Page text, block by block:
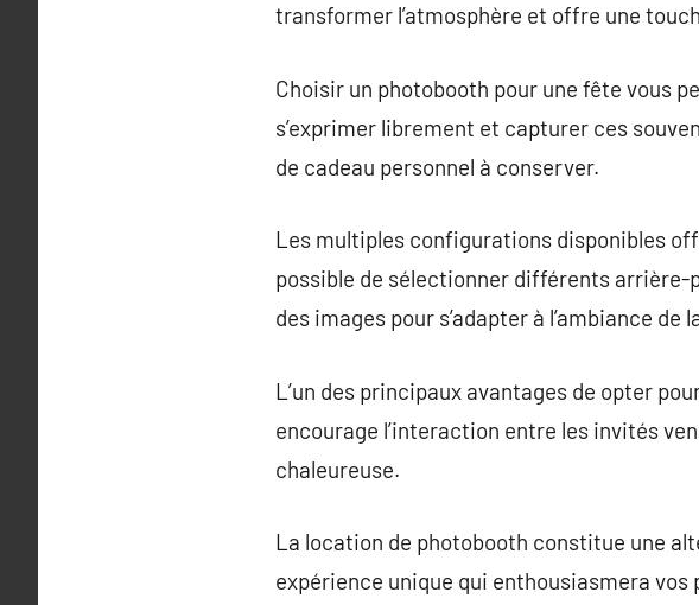
transformer l’atmosphère et offre une
Choisir un photobooth pour une fête vous
s’exprimer librement et capturer ces
de cadeau personnel à conserver.
Les multiples configurations disponibles
possible de sélectionner différents
des images pour s’adapter à l’ambiance de
L’un des principaux avantages de opter
encourage l’interaction entre les invités
chaleureuse.
La location de photobooth constitue une
expérience unique qui enthousiasmera